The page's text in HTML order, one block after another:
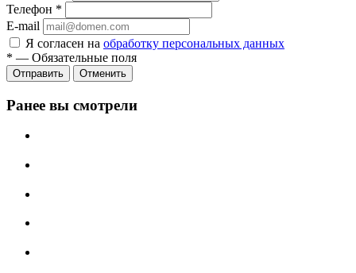
Телефон *
E-mail
Я согласен на обработку персональных данных
* — Обязательные поля
Отменить
Ранее вы смотрели